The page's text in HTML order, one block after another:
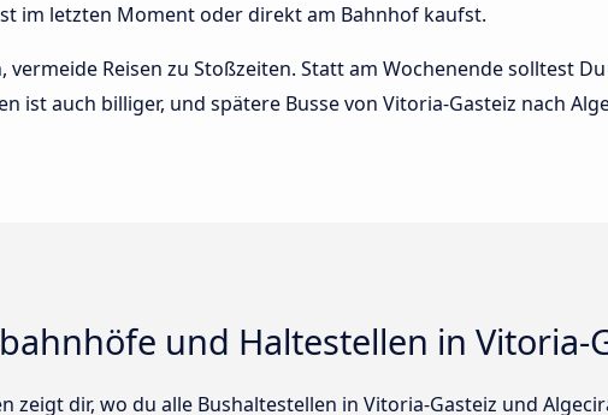
im letzten Moment oder direkt am Bahnhof kaufst.
vermeide Reisen zu Stoßzeiten. Statt am Wochenende solltest
ist auch billiger, und spätere Busse von Vitoria-Gasteiz nach
und Haltestellen in Vitoria-
zeigt dir, wo du alle Bushaltestellen in Vitoria-Gasteiz und